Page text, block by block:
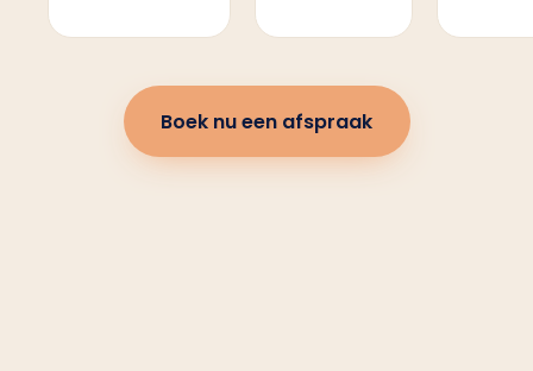
Boek nu een afspraak